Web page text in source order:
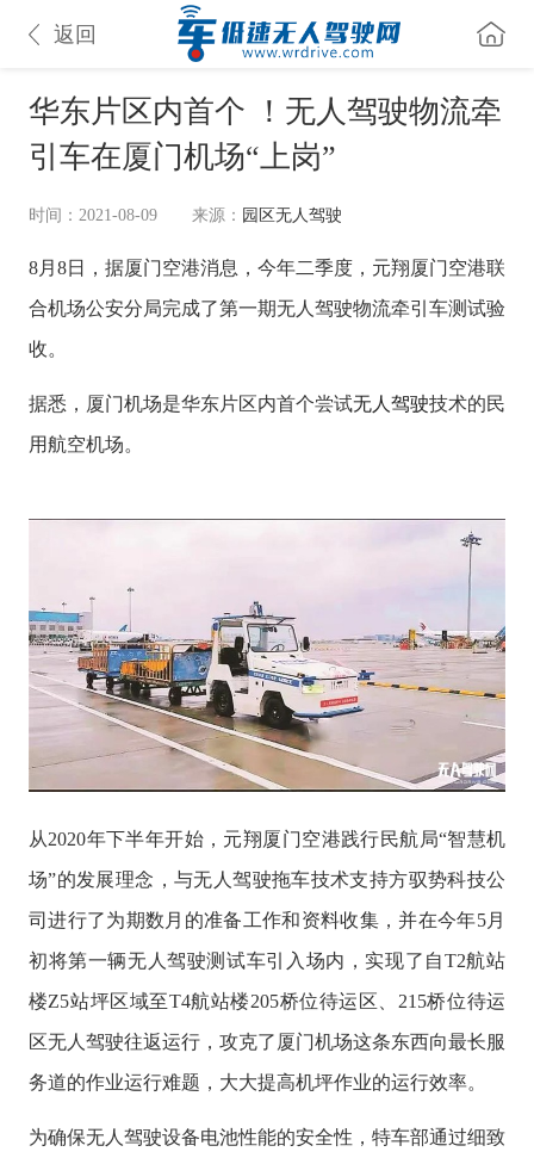
返回
华东片区内首个 ！无人驾驶物流牵
引车在厦门机场“上岗”
时间：2021-08-09 来源： 园区无人驾驶
8月8日，据厦门空港消息，今年二季度，元翔厦门空港联
合机场公安分局完成了第一期无人驾驶物流牵引车测试验
收。
据悉，厦门机场是华东片区内首个尝试无人驾驶技术的民
用航空机场。
从2020年下半年开始，元翔厦门空港践行民航局“智慧机
场”的发展理念，与无人驾驶拖车技术支持方驭势科技公
司进行了为期数月的准备工作和资料收集，并在今年5月
初将第一辆无人驾驶测试车引入场内，实现了自T2航站
楼Z5站坪区域至T4航站楼205桥位待运区、215桥位待运
区无人驾驶往返运行，攻克了厦门机场这条东西向最长服
务道的作业运行难题，大大提高机坪作业的运行效率。
为确保无人驾驶设备电池性能的安全性，特车部通过细致